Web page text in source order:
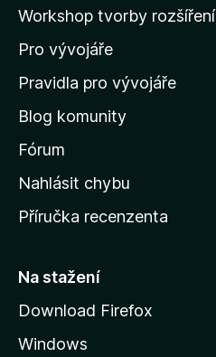
d
o
m
v
s
k
u
t
á
n
Workshop tvorby rozšíření
Pro vývojáře
Pravidla pro vývojáře
Blog komunity
Fórum
Nahlásit chybu
Příručka recenzenta
Na stažení
Download Firefox
Windows